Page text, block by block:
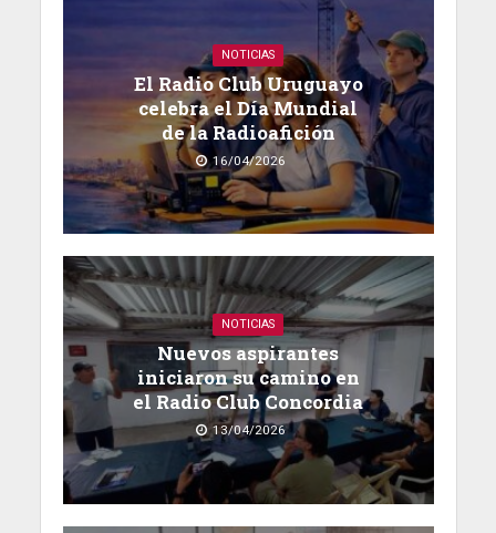
NOTICIAS
El Radio Club Uruguayo
celebra el Día Mundial
de la Radioafición
16/04/2026
NOTICIAS
Nuevos aspirantes
iniciaron su camino en
el Radio Club Concordia
13/04/2026